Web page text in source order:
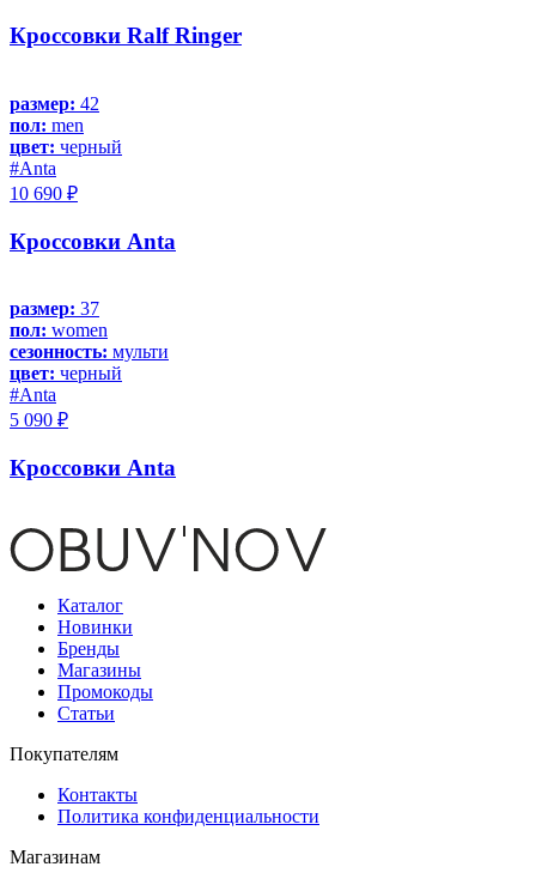
Кроссовки Ralf Ringer
размер: 42
пол: men
цвет: черный
#Anta
10 690 ₽
Кроссовки Anta
размер: 37
пол: women
сезонность: мульти
цвет: черный
#Anta
5 090 ₽
Кроссовки Anta
Каталог
Новинки
Бренды
Магазины
Промокоды
Статьи
Покупателям
Контакты
Политика конфиденциальности
Магазинам